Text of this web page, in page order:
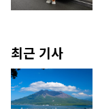
최근 기사